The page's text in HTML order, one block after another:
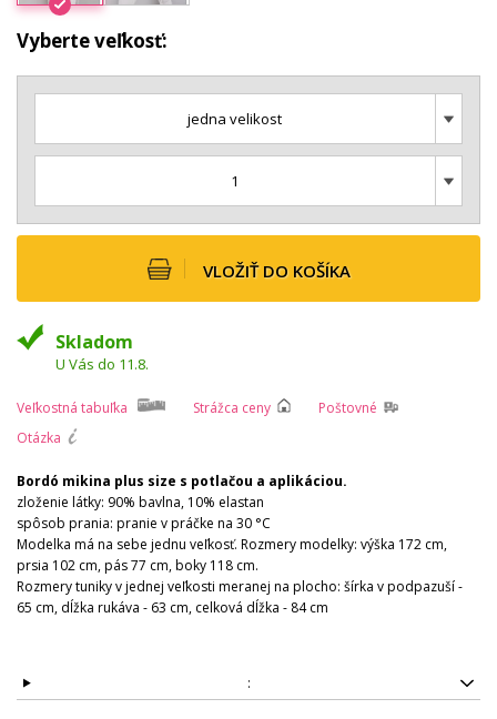
Vyberte veľkosť:
jedna velikost
1
VLOŽIŤ DO KOŠÍKA
Skladom
U Vás do 11.8.
Veľkostná tabuľka Strážca ceny
Poštovné
Otázka
Bordó mikina plus size s potlačou a aplikáciou.
zloženie látky: 90% bavlna, 10% elastan
spôsob prania: pranie v práčke na 30 °C
Modelka má na sebe jednu veľkosť. Rozmery modelky: výška 172 cm,
prsia 102 cm, pás 77 cm, boky 118 cm.
Rozmery tuniky v jednej veľkosti meranej na plocho: šírka v podpazuší -
65 cm, dĺžka rukáva - 63 cm, celková dĺžka - 84 cm
: